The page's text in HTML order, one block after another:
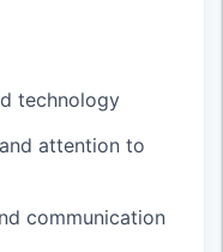
technology
attention to
communication